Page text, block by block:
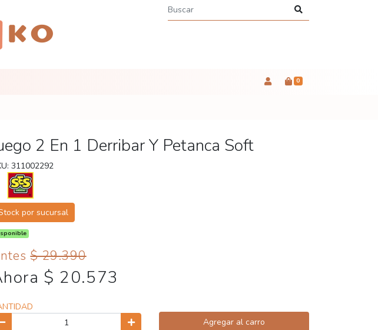
0
2 En 1 Derribar Y Petanca Soft
311002292
por sucursal
$ 29.390
$ 20.573
Agregar al carro